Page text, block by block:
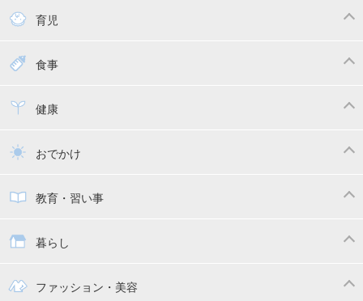
育児
赤ちゃんのお世話
寝かしつけ
トイトレ
食事
離乳食健康
乳幼児健診・予防接種
おでかけ
子供とおでかけ
抱っこ紐
教育・習い事
教育・習い事
幼稚園
暮らし
ママの日常ファッション・美容